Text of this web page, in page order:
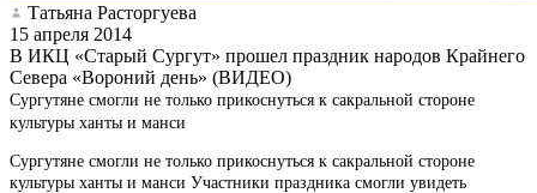
Татьяна Расторгуева
15 апреля 2014
В ИКЦ «Старый Сургут» прошел праздник народов Крайнего
Севера «Вороний день» (ВИДЕО)
Сургутяне смогли не только прикоснуться к сакральной стороне
культуры ханты и манси
Сургутяне смогли не только прикоснуться к сакральной стороне
культуры ханты и манси Участники праздника смогли увидеть